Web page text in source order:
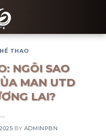
THAO
NGÔI SAO
MAN UTD
LAI?
BY ADMINPBN